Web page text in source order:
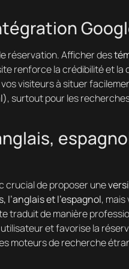
réservation. Afficher des
renforce la crédibilité et la
visiteurs à situer
, surtout pour les
crucial de proposer une
l’anglais et l’espagnol,
traduit de manière
utilisateur et favorise la
moteurs de recherche